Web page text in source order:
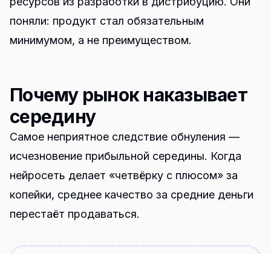
поняли: продукт стал обязательным
минимумом, а не преимуществом.
Почему рынок наказывает
середину
Самое неприятное следствие обнуления —
исчезновение прибыльной середины. Когда
нейросеть делает «четвёрку с плюсом» за
копейки, среднее качество за средние деньги
перестаёт продаваться.